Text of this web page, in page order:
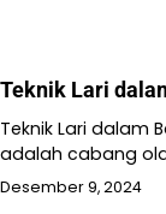
Teknik Lari
Teknik Lari dalam
adalah cabang
Desember 9, 2024